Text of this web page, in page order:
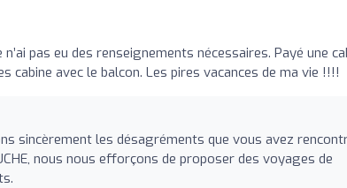
pas eu des renseignements nécessaires. Payé une
cabine avec le balcon. Les pires vacances de ma vie !!!!
sincèrement les désagréments que vous avez
nous nous efforçons de proposer des voyages de